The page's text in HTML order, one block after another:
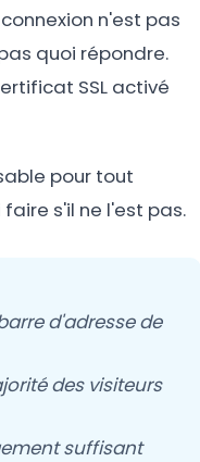
n'est pas
quoi répondre.
SSL activé
pour tout
s'il ne l'est pas.
d'adresse de
des visiteurs
suffisant